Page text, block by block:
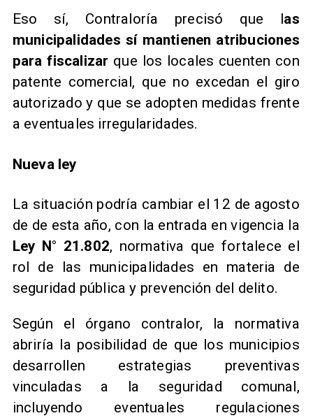
Eso sí, Contraloría precisó que l as
municipalidades sí mantienen atribuciones
para fiscalizar que los locales cuenten con
patente comercial, que no excedan el giro
autorizado y que se adopten medidas frente
a eventuales irregularidades.
Nueva ley
La situación podría cambiar el 12 de agosto
de de esta año, con la entrada en vigencia la
Ley N° 21.802, normativa que fortalece el
rol de las municipalidades en materia de
seguridad pública y prevención del delito.
Según el órgano contralor, la normativa
abriría la posibilidad de que los municipios
desarrollen estrategias preventivas
vinculadas a la seguridad comunal,
incluyendo eventuales regulaciones